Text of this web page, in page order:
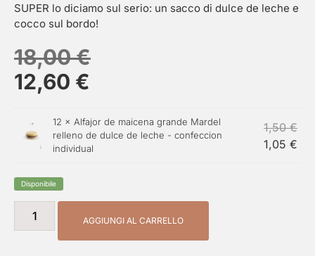
SUPER lo diciamo sul serio: un sacco di dulce de leche e
cocco sul bordo!
18,00€
12,60 €
12 × Alfajor de maicena grande Mardel
relleno de dulce de leche - confeccion
individual
1,50€
1,05 €
Disponibile
AGGIUNGI AL CARRELLO